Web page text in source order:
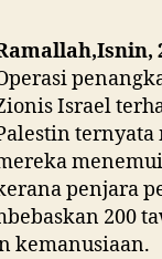
Israel
penjara
200
kemanusiaan.